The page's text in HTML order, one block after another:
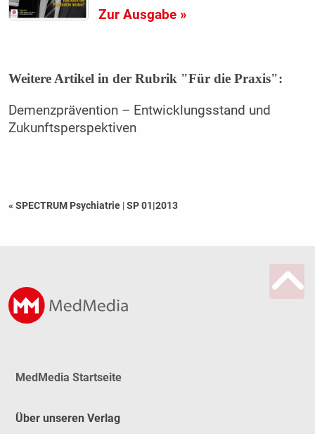
Zur Ausgabe »
Weitere Artikel in der Rubrik "Für die Praxis":
Demenzprävention – Entwicklungsstand und
Zukunftsperspektiven
« SPECTRUM Psychiatrie |SP 01|2013
MedMedia Startseite
Über unseren Verlag